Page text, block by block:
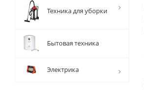
Техника для уборки
Бытовая техника
Электрика